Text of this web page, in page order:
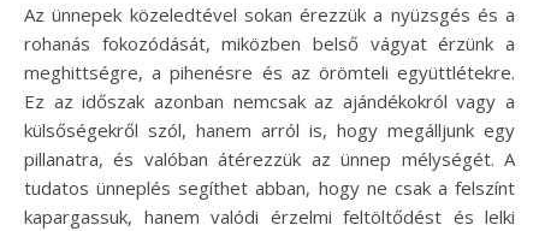
Az ünnepek közeledtével sokan érezzük a nyüzsgés és a
rohanás fokozódását, miközben belső vágyat érzünk a
meghittségre, a pihenésre és az örömteli együttlétekre.
Ez az időszak azonban nemcsak az ajándékokról vagy a
külsőségekről szól, hanem arról is, hogy megálljunk egy
pillanatra, és valóban átérezzük az ünnep mélységét. A
tudatos ünneplés segíthet abban, hogy ne csak a felszínt
kapargassuk, hanem valódi érzelmi feltöltődést és lelki